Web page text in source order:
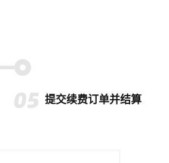
提交续费订单并结算